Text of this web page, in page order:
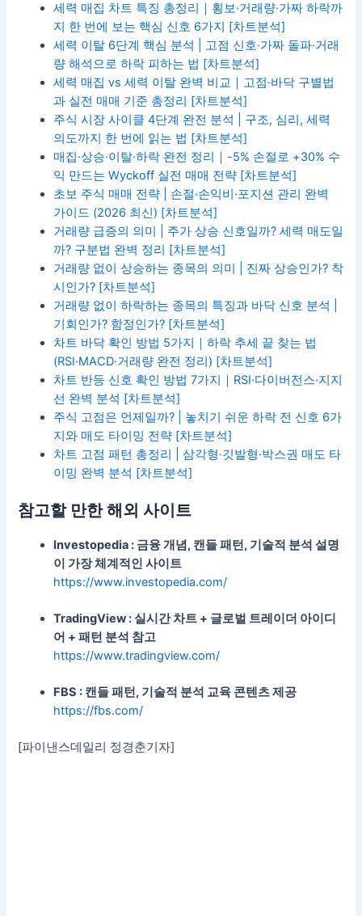
세력 매집 차트 특징 총정리｜횡보·거래량·가짜 하락까
지 한 번에 보는 핵심 신호 6가지 [차트분석]
세력 이탈 6단계 핵심 분석 | 고점 신호·가짜 돌파·거래
량 해석으로 하락 피하는 법 [차트분석]
세력 매집 vs 세력 이탈 완벽 비교｜고점·바닥 구별법
과 실전 매매 기준 총정리 [차트분석]
주식 시장 사이클 4단계 완전 분석 | 구조, 심리, 세력
의도까지 한 번에 읽는 법 [차트분석]
매집·상승·이탈·하락 완전 정리｜-5% 손절로 +30% 수
익 만드는 Wyckoff 실전 매매 전략 [차트분석]
초보 주식 매매 전략 | 손절·손익비·포지션 관리 완벽
가이드 (2026 최신) [차트분석]
거래량 급증의 의미 | 주가 상승 신호일까? 세력 매도일
까? 구분법 완벽 정리 [차트분석]
거래량 없이 상승하는 종목의 의미 | 진짜 상승인가? 착
시인가? [차트분석]
거래량 없이 하락하는 종목의 특징과 바닥 신호 분석 |
기회인가? 함정인가? [차트분석]
차트 바닥 확인 방법 5가지｜하락 추세 끝 찾는 법
(RSI·MACD·거래량 완전 정리) [차트분석]
차트 반등 신호 확인 방법 7가지｜RSI·다이버전스·지지
선 완벽 분석 [차트분석]
주식 고점은 언제일까? | 놓치기 쉬운 하락 전 신호 6가
지와 매도 타이밍 전략 [차트분석]
차트 고점 패턴 총정리 | 삼각형·깃발형·박스권 매도 타
이밍 완벽 분석 [차트분석]
참고할 만한 해외 사이트
Investopedia : 금융 개념, 캔들 패턴, 기술적 분석 설명
이 가장 체계적인 사이트
https://www.investopedia.com/
TradingView : 실시간 차트 + 글로벌 트레이더 아이디
어 + 패턴 분석 참고
https://www.tradingview.com/
FBS : 캔들 패턴, 기술적 분석 교육 콘텐츠 제공
https://fbs.com/
[파이낸스데일리 정경춘기자]